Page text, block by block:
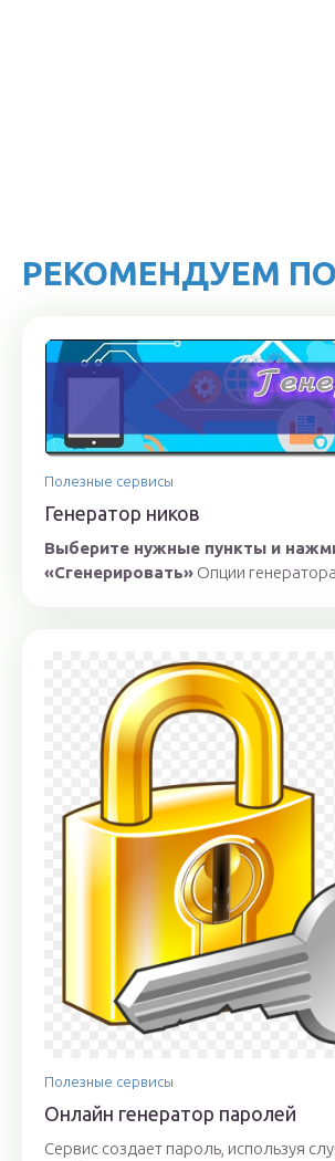
РЕКОМЕНДУЕМ
Полезные сервисы
Генератор ников
Выберите нужные пункты и
«Сгенерировать» Опции
Полезные сервисы
Онлайн генератор паролей
Сервис создает пароль, используя